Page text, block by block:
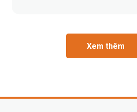
Xem thêm